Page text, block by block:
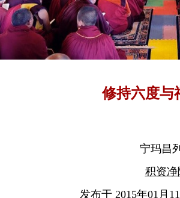
修持六度与
宁玛昌
积资净
发布于 2015年01月